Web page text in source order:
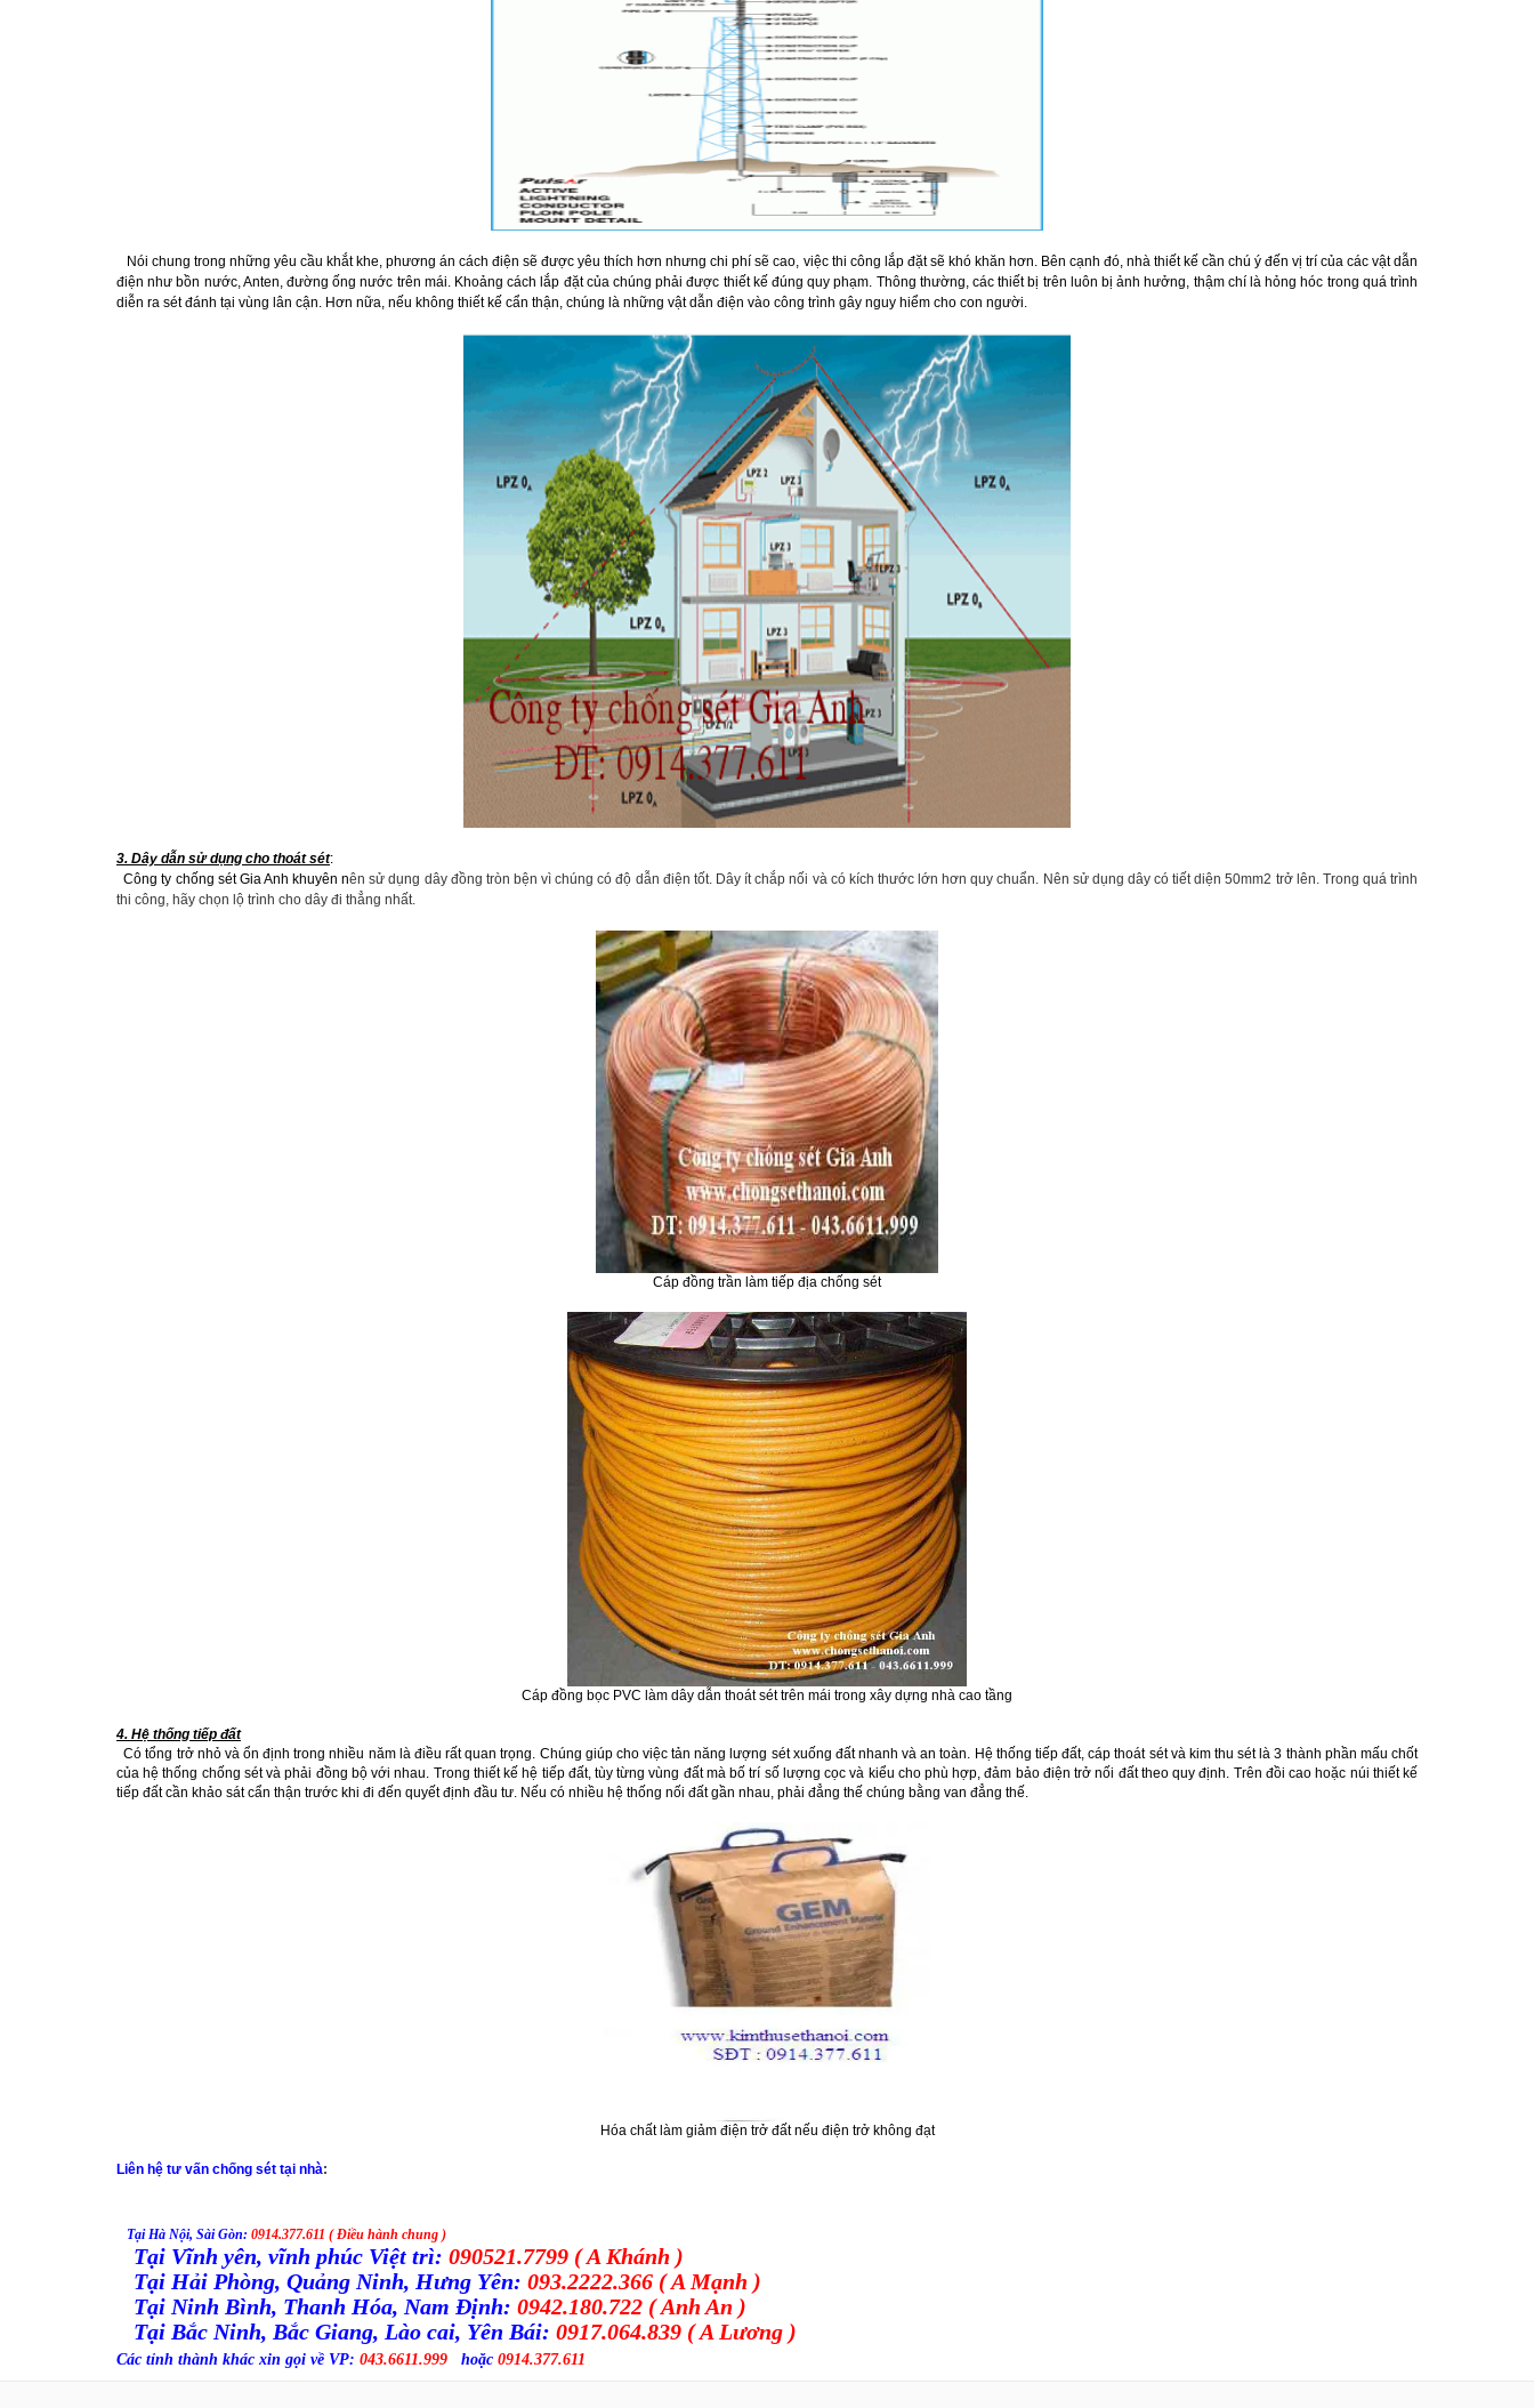
Nói chung trong những yêu cầu khắt khe, phương án cách điện sẽ được yêu thích hơn nhưng chi phí sẽ cao, việc thi công lắp đặt sẽ khó khăn hơn. Bên cạnh đó, nhà thiết kế cần chú ý đến vị trí của các vật dẫn
điện như bồn nước, Anten, đường ống nước trên mái. Khoảng cách lắp đặt của chúng phải được thiết kế đúng quy phạm. Thông thường, các thiết bị trên luôn bị ảnh hưởng, thậm chí là hỏng hóc trong quá trình
diễn ra sét đánh tại vùng lân cận. Hơn nữa, nếu không thiết kế cẩn thận, chúng là những vật dẫn điện vào công trình gây nguy hiểm cho con người.
3. Dây dẫn sử dụng cho thoát sét:
Công ty chống sétGia Anh khuyênnên sử dụng dây đồng tròn bện vì chúng có độ dẫn điện tốt. Dây ít chắp nối và có kích thước lớn hơn quy chuẩn. Nên sử dụng dây có tiết diện 50mm2 trở lên. Trong quá trình
thi công, hãy chọn lộ trình cho dây đi thẳng nhất.
Cáp đồng trần l àm tiếp địa chống sét
Cáp đồng bọc PVC l àm dây dẫn thoát sét trên mái trong xây dựng nhà cao tầng
4. Hệ thống tiếp đất
Có tổng trở nhỏ và ổn định trong nhiều năm là điều rất quan trọng. Chúng giúp cho việc tản năng lượng sét xuống đất nhanh và an toàn. Hệ thống tiếp đất, cáp thoát sét và kim thu sét là 3 thành phần mấu chốt
của hệ thống chống sét và phải đồng bộ với nhau. Trong thiết kế hệ tiếp đất, tùy từng vùng đất mà bố trí số lượng cọc và kiểu cho phù hợp, đảm bảo điện trở nối đất theo quy định. Trên đồi cao hoặc núi thiết kế
tiếp đất cần khảo sát cẩn thận trước khi đi đến quyết định đầu tư. Nếu có nhiều hệ thống nối đất gần nhau, phải đẳng thế chúng bằng van đẳng thế.
Hóa chất l àm giảm điện trở đất nếu điện trở không đạt
Liên hệ tư vấn chống sét tại nhà:
Tại Hà Nội, Sài Gòn: 0914.377.611 ( Điều hành chung )
Tại Vĩnh yên, vĩnh phúc Việt trì: 090521.7799 ( A Khánh )
Tại Hải Phòng, Quảng Ninh, Hưng Yên: 093.2222.366 ( A Mạnh )
Tại Ninh Bình, Thanh Hóa, Nam Định: 0942.180.722 ( Anh An )
Tại Bắc Ninh, Bắc Giang, Lào cai, Yên Bái: 0917.064.839 ( A Lương )
Các tỉnh thành khác xin gọi về VP: 043.6611.999 hoặc 0914.377.611